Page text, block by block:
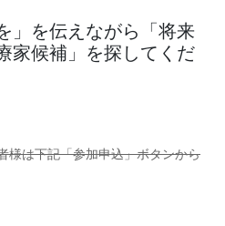
」を伝えながら「将来
家候補」を探してくだ
様は下記「参加申込」ボタンから